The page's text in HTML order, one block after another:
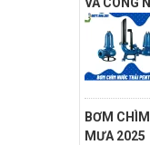
VÀ CÔNG
BƠM
MƯA 2025